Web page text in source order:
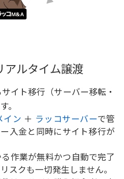
アルタイム譲渡
イト移行（サーバー移転・
。
イン ＋ ラッコサーバーで管
入金と同時にサイト移行が
作業が無料かつ自動で完了
スクも一切発生しません。